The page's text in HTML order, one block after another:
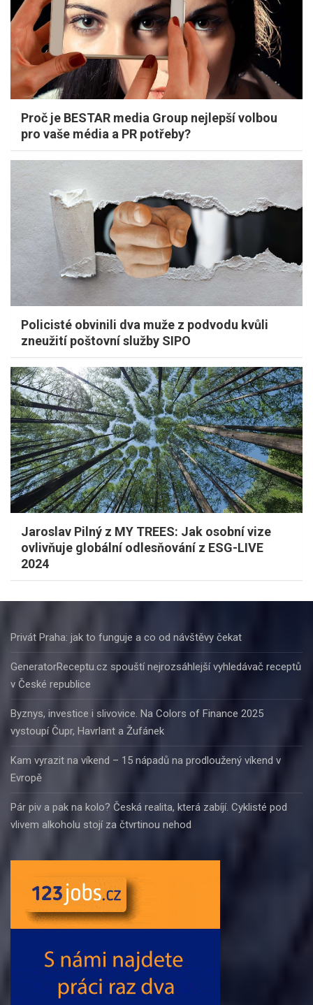
Proč je BESTAR media Group nejlepší volbou
pro vaše média a PR potřeby?
Policisté obvinili dva muže z podvodu kvůli
zneužití poštovní služby SIPO
Jaroslav Pilný z MY TREES: Jak osobní vize
ovlivňuje globální odlesňování z ESG-LIVE
2024
Privát Praha: jak to funguje a co od návštěvy čekat
GeneratorReceptu.cz spouští nejrozsáhlejší vyhledávač receptů
v České republice
Byznys, investice i slivovice. Na Colors of Finance 2025
vystoupí Čupr, Havrlant a Žufánek
Kam vyrazit na víkend – 15 nápadů na prodloužený víkend v
Evropě
Pár piv a pak na kolo? Česká realita, která zabíjí. Cyklisté pod
vlivem alkoholu stojí za čtvrtinou nehod